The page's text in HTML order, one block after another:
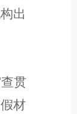
出
贯
材